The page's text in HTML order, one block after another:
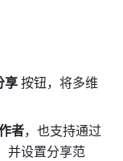
享 按钮，将多维
者，也支持通过
并设置分享范